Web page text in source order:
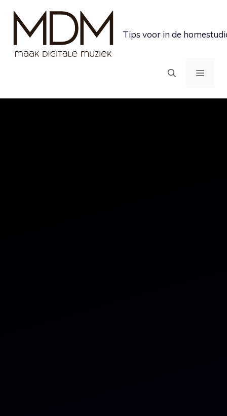
inhoud
Tips voor in de
MENU